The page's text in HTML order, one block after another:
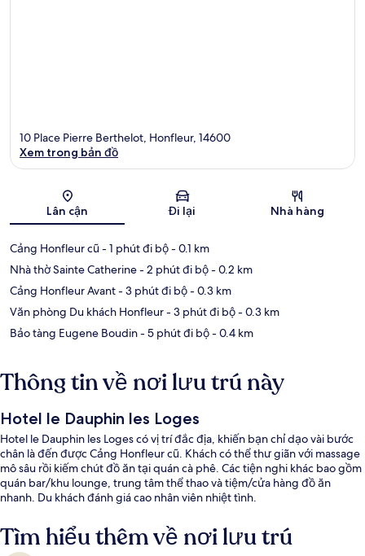
Bản đồ
10 Place Pierre Berthelot, Honfleur, 14600
Xem trong bản đồ
Lân cận Đi lại Nhà hàng
Cảng Honfleur cũ - 1 phút đi bộ- 0.1 km
Nhà thờ Sainte Catherine- 2 phút đi bộ- 0.2 km
Cảng Honfleur Avant- 3 phút đi bộ- 0.3 km
Văn phòng Du khách Honfleur- 3 phút đi bộ- 0.3 km
Bảo tàng Eugene Boudin- 5 phút đi bộ- 0.4 km
Thông tin về nơi lưu trú này
Hotel le Dauphin les Loges
Hotel le Dauphin les Loges có vị trí đắc địa, khiến bạn chỉ dạo vài bước
chân là đến được Cảng Honfleur cũ. Khách có thể thư giãn với massage
mô sâu rồi kiếm chút đồ ăn tại quán cà phê. Các tiện nghi khác bao gồm
quán bar/khu lounge, trung tâm thể thao và tiệm/cửa hàng đồ ăn
nhanh. Du khách đánh giá cao nhân viên nhiệt tình.
Tìm hiểu thêm về nơi lưu trú